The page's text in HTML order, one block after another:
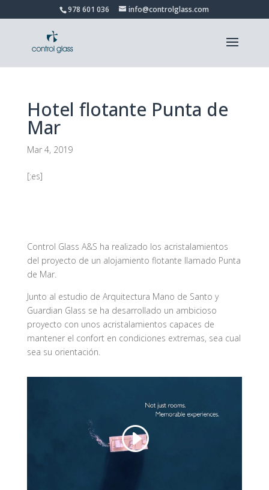
978 601 036 info@controlglass.com
Hotel flotante Punta de
Mar
Mar 4, 2019
[:es]
Control Glass A&S ha realizado los acristalamientos
del proyecto de un alojamiento flotante llamado Punta
de Mar.
Junto al estudio de Arquitectura Mano de Santo y
Guardian Glass se ha desarrollado un ambicioso
proyecto con unos acristalamientos capaces de
mantener el confort en condiciones extremas, sea cual
sea su orientación.